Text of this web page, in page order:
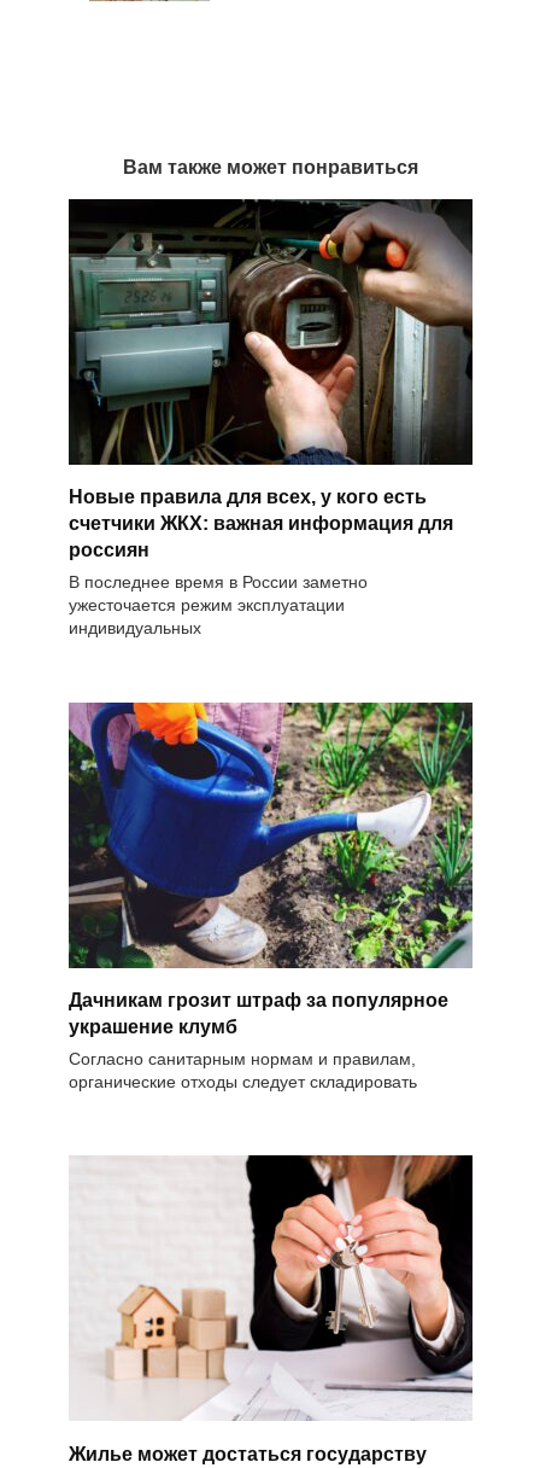
Вам также может понравиться
Новые правила для всех, у кого есть
счетчики ЖКХ: важная информация для
россиян
В последнее время в России заметно
ужесточается режим эксплуатации
индивидуальных
Дачникам грозит штраф за популярное
украшение клумб
Согласно санитарным нормам и правилам,
органические отходы следует складировать
Жилье может достаться государству